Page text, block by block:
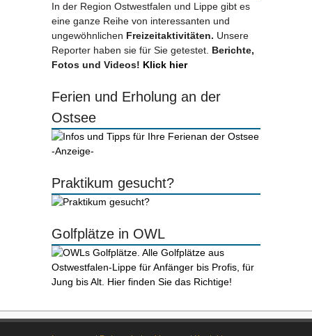
In der Region Ostwestfalen und Lippe gibt es
eine ganze Reihe von interessanten und
ungewöhnlichen Freizeitaktivitäten. Unsere
Reporter haben sie für Sie getestet. Berichte,
Fotos und Videos! Klick hier
Ferien und Erholung an der
Ostsee
-Anzeige-
Praktikum gesucht?
Golfplätze in OWL